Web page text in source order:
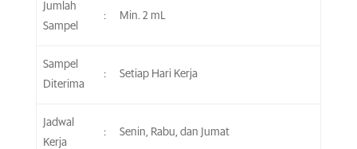
Jumlah
Sampel
: Min. 2 mL
Sampel
Diterima
: Setiap Hari Kerja
Jadwal
Kerja
: Senin, Rabu, dan Jumat